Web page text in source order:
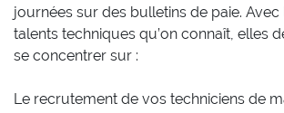
journées sur des bulletins de paie.
talents techniques qu’on connaît, elles
se concentrer sur :
Le recrutement de vos techniciens de